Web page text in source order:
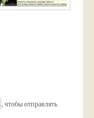
, чтобы отправлять